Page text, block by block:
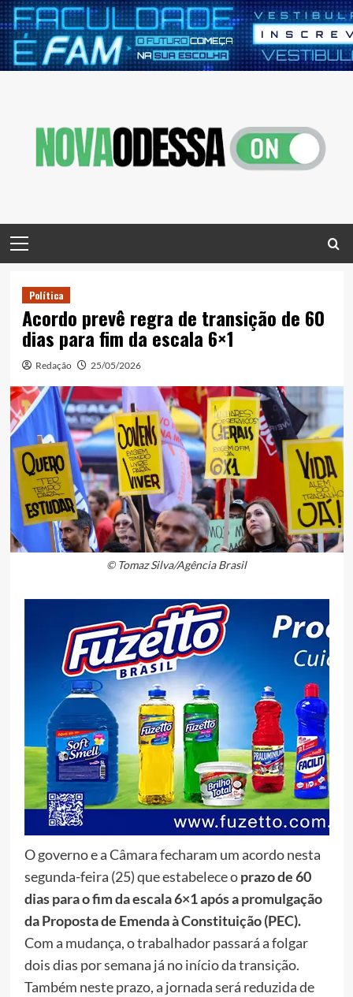
Menu
Política
Acordo prevê regra de transição de 60
dias para fim da escala 6×1
Redação 25/05/2026
© Tomaz Silva/Agência Brasil
O governo e a Câmara fecharam um acordo nesta
segunda-feira (25) que estabelece oprazo de 60
dias para o fim da escala 6×1 após a promulgação
da Proposta de Emenda à Constituição (PEC).
Com a mudança, o trabalhador passará a folgar
dois dias por semana já no início da transição.
Também neste prazo, a jornada será reduzida de